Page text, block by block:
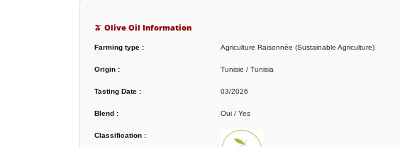
🫒 Olive Oil Information
Farming type : Agriculture Raisonnée (Sustainable Agriculture)
Origin : Tunisie / Tunisia
Tasting Date : 03/2026
Blend : Oui / Yes
Classification :